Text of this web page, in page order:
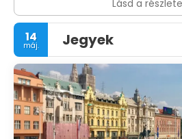
Lásd a
14
máj. Jegyek